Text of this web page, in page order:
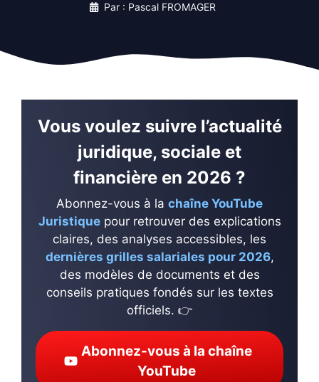
Par : Pascal FROMAGER
Vous voulez suivre l’actualité
juridique, sociale et
financière en 2026 ?
Abonnez-vous à la chaîne YouTube
Juristiquepour retrouver des explications
claires, des analyses accessibles, les
dernières grilles salariales pour 2026,
des modèles de documents et des
conseils pratiques fondés sur les textes
officiels. 👉
Abonnez-vous à la chaîne
YouTube